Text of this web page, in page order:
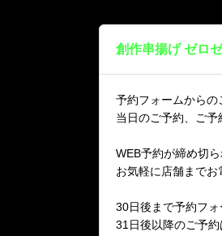
創作串揚げ ゼロ
予約フォームからの
当日のご予約、ご予
WEB予約が締め切
お気軽に店舗までお
30日後まで予約フォ
31日後以降のご予約